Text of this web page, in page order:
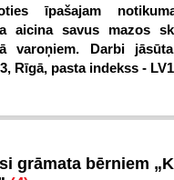
īpašajam
aicina savus mazos
varoņiem. Darbi
Rīgā, pasta indekss -
grāmata bērniem